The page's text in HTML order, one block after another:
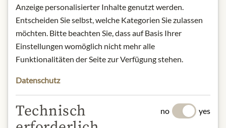
milk powder, emulsifier: soy lecithin,
natural vanilla flavouring), white
chocolate flavoured with lemon
(sugar, cocoa butter, powdered milk,
emulsifier: soy lecithin, natural vanilla
flavouring, natural lemon flavouring,
natural tagetes flavouring), white
(sugar, cocoa butter, powdered milk,
emulsifier: soy lecithin, natural vanilla
Anzeige personalisierter Inhalte genutzt werden.
Entscheiden Sie selbst, welche Kategorien Sie zulassen
möchten. Bitte beachten Sie, dass auf Basis Ihrer
Einstellungen womöglich nicht mehr alle
Funktionalitäten der Seite zur Verfügung stehen.
Datenschutz
Technisch
no yes